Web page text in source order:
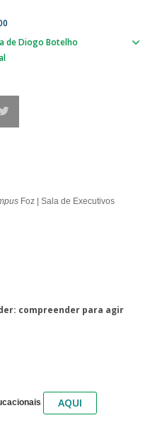
de Diogo Botelho
Foz | Sala de Executivos
compreender para agir
AQUI